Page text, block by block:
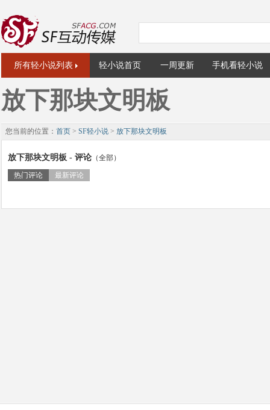
所有轻小说列表 轻小说首页 一周更新 手机看轻小说
放下那块文明板
您当前的位置： 首页 > SF轻小说 > 放下那块文明板
放下那块文明板 - 评论 （全部）
热门评论 最新评论